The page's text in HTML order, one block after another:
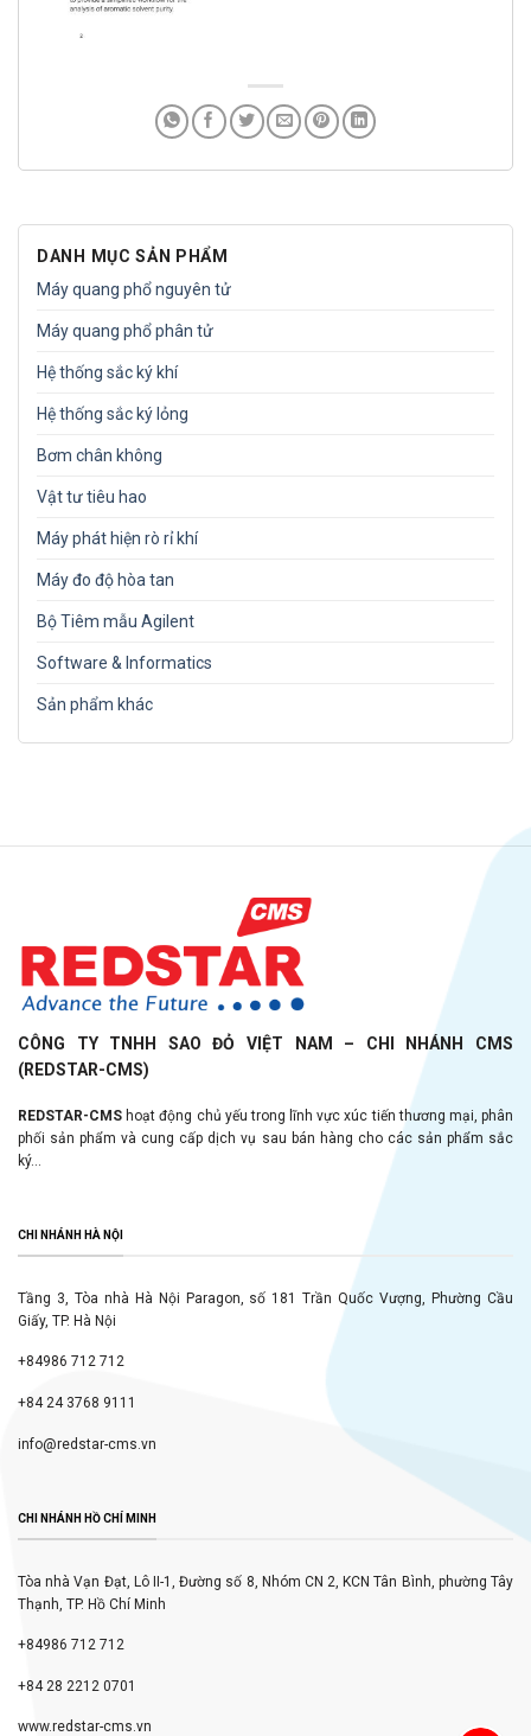
DANH MỤC SẢN PHẨM
Máy quang phổ nguyên tử
Máy quang phổ phân tử
Hệ thống sắc ký khí
Hệ thống sắc ký lỏng
Bơm chân không
Vật tư tiêu hao
Máy phát hiện rò rỉ khí
Máy đo độ hòa tan
Bộ Tiêm mẫu Agilent
Software & Informatics
Sản phẩm khác
CÔNG TY TNHH SAO ĐỎ VIỆT NAM – CHI NHÁNH CMS
(REDSTAR-CMS)
REDSTAR-CMS hoạt động chủ yếu trong lĩnh vực xúc tiến thương mại, phân
phối sản phẩm và cung cấp dịch vụ sau bán hàng cho các sản phẩm sắc
ký...
CHI NHÁNH HÀ NỘI
Tầng 3, Tòa nhà Hà Nội Paragon, số 181 Trần Quốc Vượng, Phường Cầu
Giấy, TP. Hà Nội
+84986 712 712
+84 24 3768 9111
info@redstar-cms.vn
CHI NHÁNH HỒ CHÍ MINH
Tòa nhà Vạn Đạt, Lô II-1, Đường số 8, Nhóm CN 2, KCN Tân Bình, phường Tây
Thạnh, TP. Hồ Chí Minh
+84986 712 712
+84 28 2212 0701
www.redstar-cms.vn